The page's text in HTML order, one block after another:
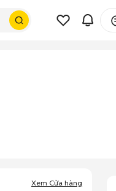
Xem Cửa hàng